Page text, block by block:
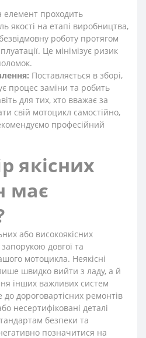
елемент проходить
якості на етапі виробництва,
роботу протягом
Це мінімізує ризик
Поставляється в зборі,
процес заміни та робить
для тих, хто вважає за
свій мотоцикл самостійно,
професійний
якісних
має
або високоякісних
довгої та
мотоцикла. Неякісні
швидко вийти з ладу, а й
інших важливих систем
дороговартісних ремонтів
несертифіковані деталі
безпеки та
позначитися на